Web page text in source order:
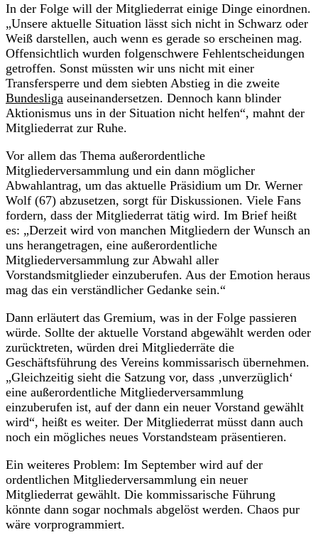
In der Folge will der Mitgliederrat einige Dinge einordnen.
„Unsere aktuelle Situation lässt sich nicht in Schwarz oder
Weiß darstellen, auch wenn es gerade so erscheinen mag.
Offensichtlich wurden folgenschwere Fehlentscheidungen
getroffen. Sonst müssten wir uns nicht mit einer
Transfersperre und dem siebten Abstieg in die zweite
Bundesliga auseinandersetzen. Dennoch kann blinder
Aktionismus uns in der Situation nicht helfen“, mahnt der
Mitgliederrat zur Ruhe.
Vor allem das Thema außerordentliche
Mitgliederversammlung und ein dann möglicher
Abwahlantrag, um das aktuelle Präsidium um Dr. Werner
Wolf (67) abzusetzen, sorgt für Diskussionen. Viele Fans
fordern, dass der Mitgliederrat tätig wird. Im Brief heißt
es: „Derzeit wird von manchen Mitgliedern der Wunsch an
uns herangetragen, eine außerordentliche
Mitgliederversammlung zur Abwahl aller
Vorstandsmitglieder einzuberufen. Aus der Emotion heraus
mag das ein verständlicher Gedanke sein.“
Dann erläutert das Gremium, was in der Folge passieren
würde. Sollte der aktuelle Vorstand abgewählt werden oder
zurücktreten, würden drei Mitgliederräte die
Geschäftsführung des Vereins kommissarisch übernehmen.
„Gleichzeitig sieht die Satzung vor, dass ‚unverzüglich‘
eine außerordentliche Mitgliederversammlung
einzuberufen ist, auf der dann ein neuer Vorstand gewählt
wird“, heißt es weiter. Der Mitgliederrat müsst dann auch
noch ein mögliches neues Vorstandsteam präsentieren.
Ein weiteres Problem: Im September wird auf der
ordentlichen Mitgliederversammlung ein neuer
Mitgliederrat gewählt. Die kommissarische Führung
könnte dann sogar nochmals abgelöst werden. Chaos pur
wäre vorprogrammiert.